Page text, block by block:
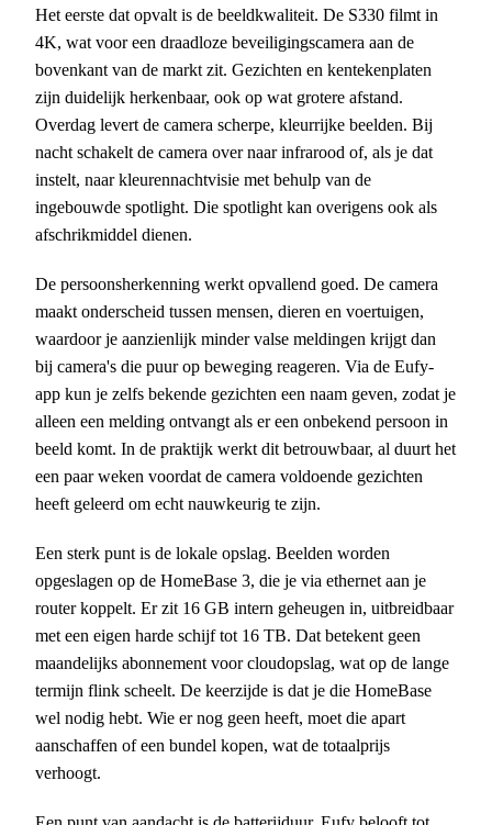
Het eerste dat opvalt is de beeldkwaliteit. De S330 filmt in
4K, wat voor een draadloze beveiligingscamera aan de
bovenkant van de markt zit. Gezichten en kentekenplaten
zijn duidelijk herkenbaar, ook op wat grotere afstand.
Overdag levert de camera scherpe, kleurrijke beelden. Bij
nacht schakelt de camera over naar infrarood of, als je dat
instelt, naar kleurennachtvisie met behulp van de
ingebouwde spotlight. Die spotlight kan overigens ook als
afschrikmiddel dienen.
De persoonsherkenning werkt opvallend goed. De camera
maakt onderscheid tussen mensen, dieren en voertuigen,
waardoor je aanzienlijk minder valse meldingen krijgt dan
bij camera's die puur op beweging reageren. Via de Eufy-
app kun je zelfs bekende gezichten een naam geven, zodat je
alleen een melding ontvangt als er een onbekend persoon in
beeld komt. In de praktijk werkt dit betrouwbaar, al duurt het
een paar weken voordat de camera voldoende gezichten
heeft geleerd om echt nauwkeurig te zijn.
Een sterk punt is de lokale opslag. Beelden worden
opgeslagen op de HomeBase 3, die je via ethernet aan je
router koppelt. Er zit 16 GB intern geheugen in, uitbreidbaar
met een eigen harde schijf tot 16 TB. Dat betekent geen
maandelijks abonnement voor cloudopslag, wat op de lange
termijn flink scheelt. De keerzijde is dat je die HomeBase
wel nodig hebt. Wie er nog geen heeft, moet die apart
aanschaffen of een bundel kopen, wat de totaalprijs
verhoogt.